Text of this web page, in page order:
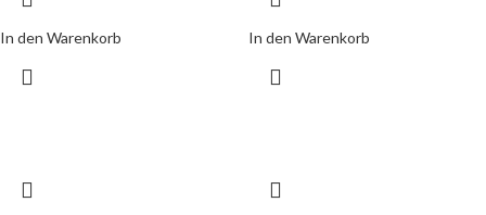
In den Warenkorb In den Warenkorb